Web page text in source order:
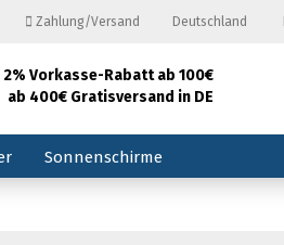
Zahlung/Versand Deutschland
2% Vorkasse-Rabatt ab 100€
ab 400€ Gratisversand in DE
Sonnenschirme